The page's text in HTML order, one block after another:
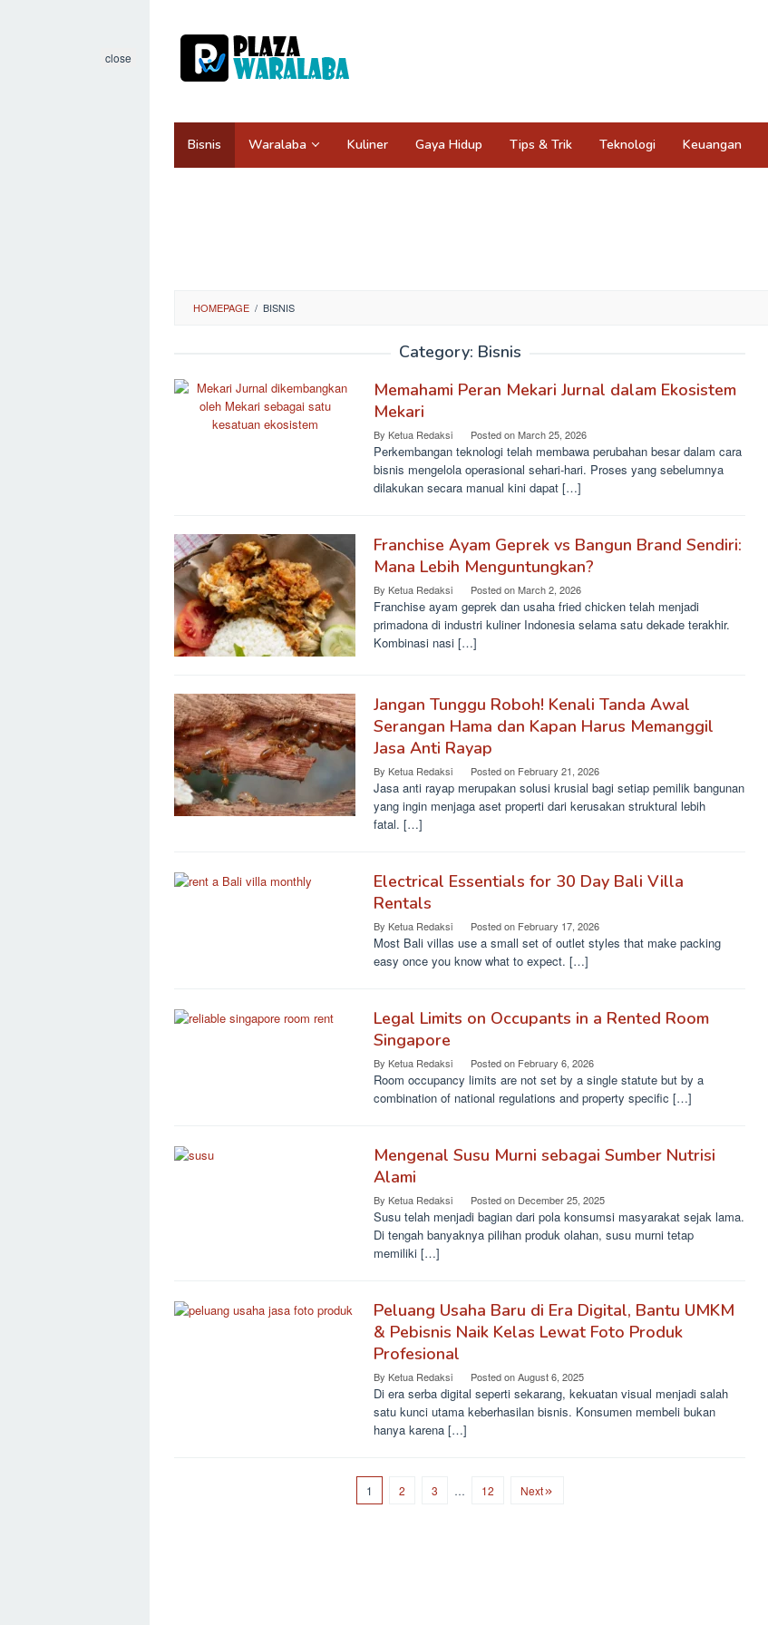
content
Bisnis Waralaba Kuliner Gaya Hidup Tips & Trik Teknologi Keuangan
close
HOMEPAGE / BISNIS
Category: Bisnis
Memahami Peran Mekari Jurnal dalam Ekosistem
Mekari
By Ketua Redaksi Posted onMarch 25, 2026
Perkembangan teknologi telah membawa perubahan besar dalam cara
bisnis mengelola operasional sehari-hari. Proses yang sebelumnya
dilakukan secara manual kini dapat […]
Franchise Ayam Geprek vs Bangun Brand Sendiri:
Mana Lebih Menguntungkan?
By Ketua Redaksi Posted onMarch 2, 2026
Franchise ayam geprek dan usaha fried chicken telah menjadi
primadona di industri kuliner Indonesia selama satu dekade terakhir.
Kombinasi nasi […]
Jangan Tunggu Roboh! Kenali Tanda Awal
Serangan Hama dan Kapan Harus Memanggil
Jasa Anti Rayap
By Ketua Redaksi Posted on February 21, 2026
Jasa anti rayap merupakan solusi krusial bagi setiap pemilik bangunan
yang ingin menjaga aset properti dari kerusakan struktural lebih
fatal. […]
Electrical Essentials for 30 Day Bali Villa
Rentals
By Ketua Redaksi Posted on February 17, 2026
Most Bali villas use a small set of outlet styles that make packing
easy once you know what to expect. […]
Legal Limits on Occupants in a Rented Room
Singapore
By Ketua Redaksi Posted on February 6, 2026
Room occupancy limits are not set by a single statute but by a
combination of national regulations and property specific […]
Mengenal Susu Murni sebagai Sumber Nutrisi
Alami
By Ketua Redaksi Posted on December 25, 2025
Susu telah menjadi bagian dari pola konsumsi masyarakat sejak lama.
Di tengah banyaknya pilihan produk olahan, susu murni tetap
memiliki […]
Peluang Usaha Baru di Era Digital, Bantu UMKM
& Pebisnis Naik Kelas Lewat Foto Produk
Profesional
By Ketua Redaksi Posted onAugust 6, 2025
Di era serba digital seperti sekarang, kekuatan visual menjadi salah
satu kunci utama keberhasilan bisnis. Konsumen membeli bukan
hanya karena […]
1 2 3 … 12 Next